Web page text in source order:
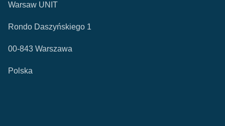
Warsaw UNIT
Rondo Daszyńskiego 1
00-843 Warszawa
Polska